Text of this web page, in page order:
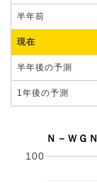
半年前
現在
半年後の予測
1年後の予測
Ｎ－ＷＧ
100